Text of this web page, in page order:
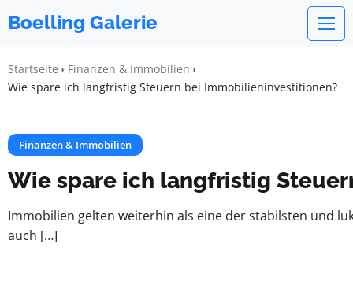
Boelling Galerie
Startseite
Finanzen & Immobilien
Wie spare ich langfristig Steuern bei Immobilieninvestitionen?
Finanzen & Immobilien
Wie spare ich langfristig
Immobilien gelten weiterhin als eine der stabilsten und
auch […]